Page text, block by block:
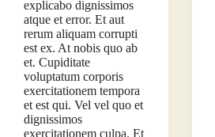
explicabo dignissimos
atque et error. Et aut
rerum aliquam corrupti
est ex. At nobis quo ab
et. Cupiditate
voluptatum corporis
exercitationem tempora
et est qui. Vel vel quo et
dignissimos
exercitationem culpa. Et